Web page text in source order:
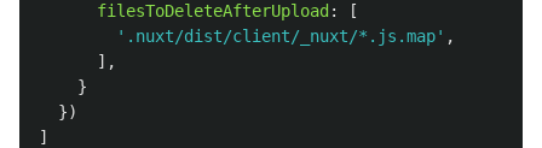
filesToDeleteAfterUpload :
[
' .nuxt/dist/client/_nuxt/*.js.map' ,
],
}
})
]